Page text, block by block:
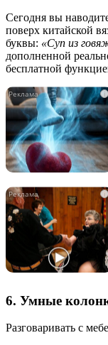
Сегодня вы
поверх китайской
буквы: «Суп из
дополненной
бесплатной
i
i
6. Умные
Разговаривать с